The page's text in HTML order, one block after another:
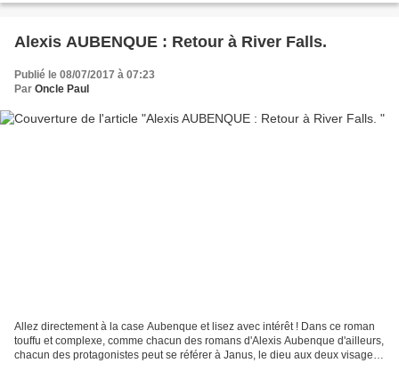
Alexis AUBENQUE : Retour à River Falls.
Publié le 08/07/2017 à 07:23
Par Oncle Paul
Allez directement à la case Aubenque et lisez avec intérêt ! Dans ce roman
touffu et complexe, comme chacun des romans d'Alexis Aubenque d'ailleurs,
chacun des protagonistes peut se référer à Janus, le dieu aux deux visages